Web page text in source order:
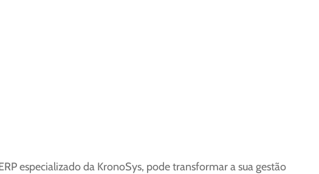
especializado da KronoSys, pode transformar a sua gestão